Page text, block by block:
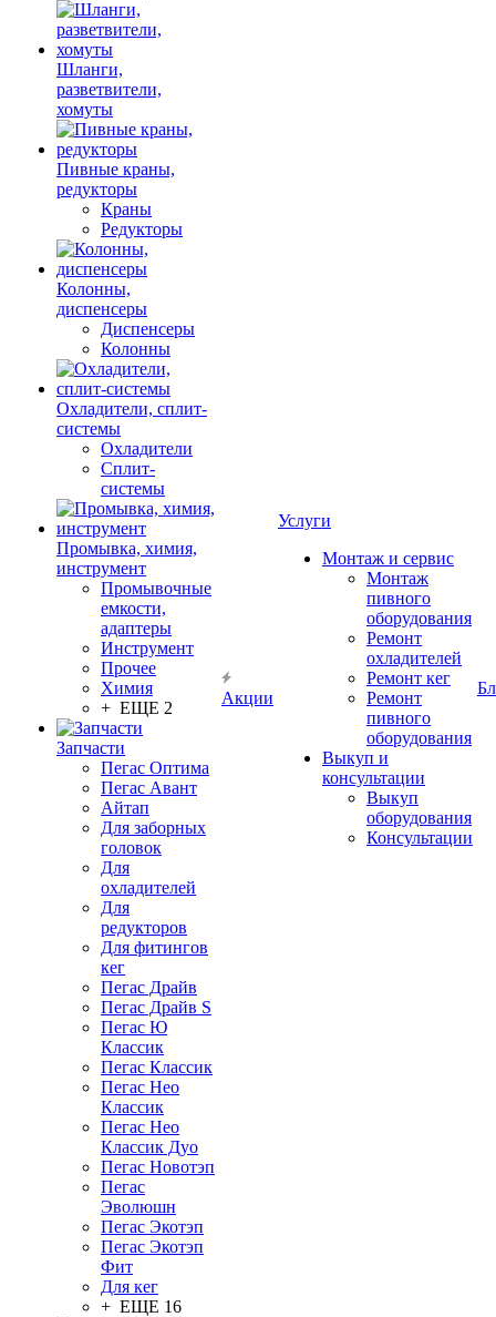
Шланги,
разветвители,
хомуты
Пивные краны,
редукторы
Краны
Редукторы
Колонны,
диспенсеры
Диспенсеры
Колонны
Охладители, сплит-
системы
Охладители
Сплит-
системы
Промывка, химия,
инструмент
Промывочные
емкости,
адаптеры
Инструмент
Прочее
Химия
+ ЕЩЕ 2
Запчасти
Пегас Оптима
Пегас Авант
Айтап
Для заборных
головок
Для
охладителей
Для
редукторов
Для фитингов
кег
Пегас Драйв
Пегас Драйв S
Пегас Ю
Классик
Пегас Классик
Пегас Нео
Классик
Пегас Нео
Классик Дуо
Пегас Новотэп
Пегас
Эволюшн
Пегас Экотэп
Пегас Экотэп
Фит
Для кег
+ ЕЩЕ 16
Акции
Услуги
Монтаж и сервис
Монтаж
пивного
оборудования
Ремонт
охладителей
Ремонт кег
Ремонт
пивного
оборудования
Выкуп и
консультации
Выкуп
оборудования
Консультации